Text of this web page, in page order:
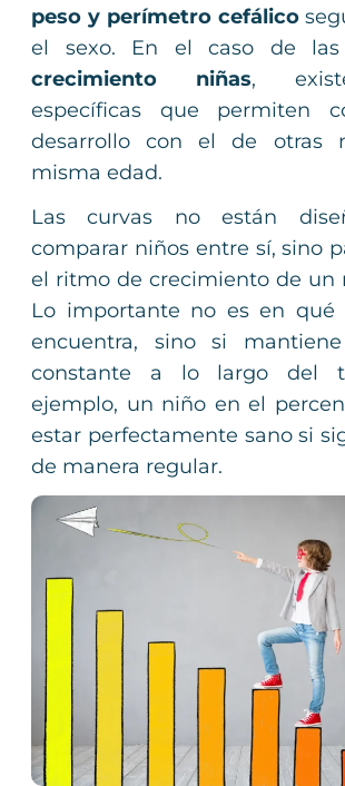
peso y perímetro cefálico
el sexo. En el caso de las
crecimiento niñas,
específicas que permiten
desarrollo con el de otras
misma edad.
Las curvas no están
comparar niños entre sí, sino
el ritmo de crecimiento de un
Lo importante no es en qué
encuentra, sino si
constante a lo largo del
ejemplo, un niño en el
estar perfectamente sano si
de manera regular.